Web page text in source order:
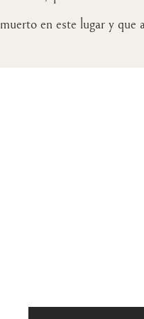
muerto en este lugar y que